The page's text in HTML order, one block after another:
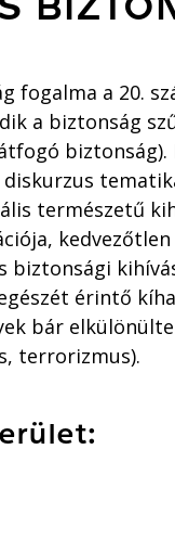
fogalma a 20.
a biztonság
természetű
biztonsági
érintő
bár
terrorizmus).